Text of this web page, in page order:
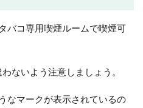
バコ専用喫煙ルームで喫煙可
ないよう注意しましょう。
なマークが表示されているの